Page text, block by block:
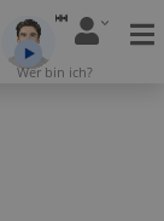
Wer bin ich?